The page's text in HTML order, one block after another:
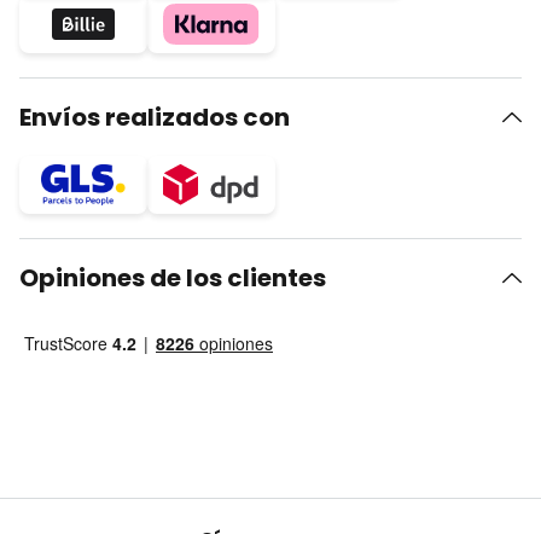
Envíos realizados con
Opiniones de los clientes